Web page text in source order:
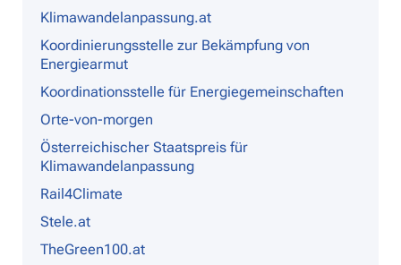
Klimawandelanpassung.at
Koordinierungsstelle zur Bekämpfung von
Energiearmut
Koordinationsstelle für Energiegemeinschaften
Orte-von-morgen
Österreichischer Staatspreis für
Klimawandelanpassung
Rail4Climate
Stele.at
TheGreen100.at